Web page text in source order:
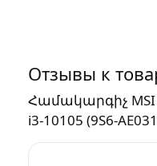
Отзывы к
Համակարգիչ MSI
i3-10105 (9S6-